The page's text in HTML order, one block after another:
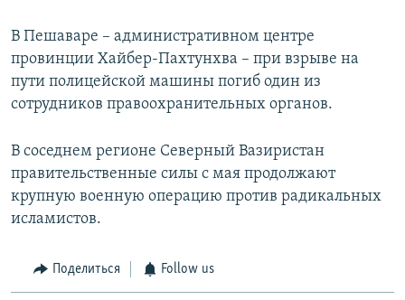
В Пешаваре – административном центре
провинции Хайбер-Пахтунхва – при взрыве на
пути полицейской машины погиб один из
сотрудников правоохранительных органов.
В соседнем регионе Северный Вазиристан
правительственные силы с мая продолжают
крупную военную операцию против радикальных
исламистов.
Поделиться Follow us